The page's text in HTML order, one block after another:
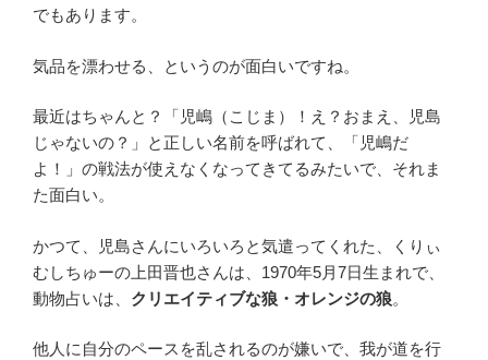
でもあります。
気品を漂わせる、というのが面白いですね。
最近はちゃんと？「児嶋（こじま）！え？おまえ、児島
じゃないの？」と正しい名前を呼ばれて、「児嶋だ
よ！」の戦法が使えなくなってきてるみたいで、それま
た面白い。
かつて、児島さんにいろいろと気遣ってくれた、くりぃ
むしちゅーの上田晋也さんは、1970年5月7日生まれで、
動物占いは、 クリエイティブな狼・オレンジの狼。
他人に自分のペースを乱されるのが嫌いで、我が道を行